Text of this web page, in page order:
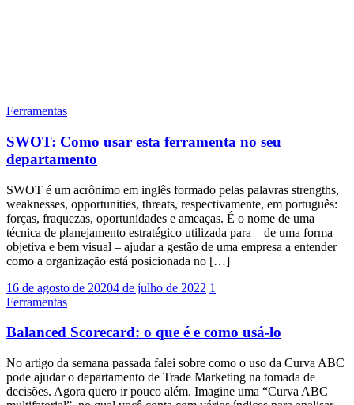
Ferramentas
SWOT: Como usar esta ferramenta no seu
departamento
SWOT é um acrônimo em inglês formado pelas palavras strengths,
weaknesses, opportunities, threats, respectivamente, em português:
forças, fraquezas, oportunidades e ameaças. É o nome de uma
técnica de planejamento estratégico utilizada para – de uma forma
objetiva e bem visual – ajudar a gestão de uma empresa a entender
como a organização está posicionada no […]
16 de agosto de 20204 de julho de 2022 1
Ferramentas
Balanced Scorecard: o que é e como usá-lo
No artigo da semana passada falei sobre como o uso da Curva ABC
pode ajudar o departamento de Trade Marketing na tomada de
decisões. Agora quero ir pouco além. Imagine uma “Curva ABC